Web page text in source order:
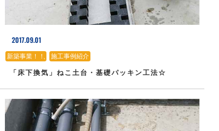
2017.09.01
新築事業！！ 施工事例紹介
「床下換気」ねこ土台・基礎パッキン工法☆